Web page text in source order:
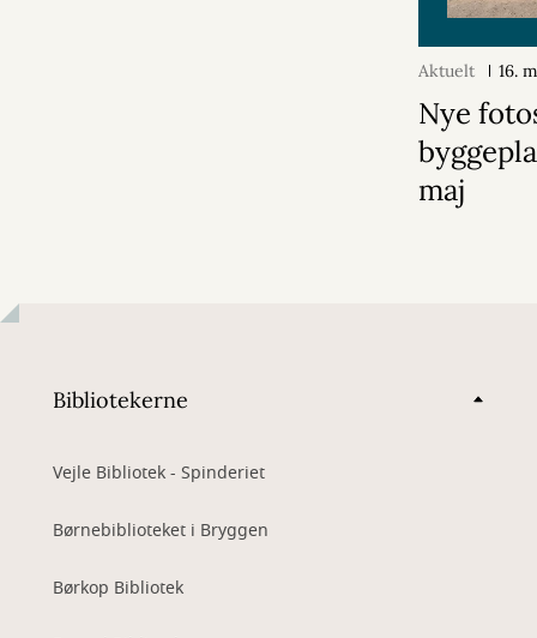
Aktuelt 16.
Nye
maj
Bibliotekerne
Vejle Bibliotek - Spinderiet
Børnebiblioteket i Bryggen
Børkop Bibliotek